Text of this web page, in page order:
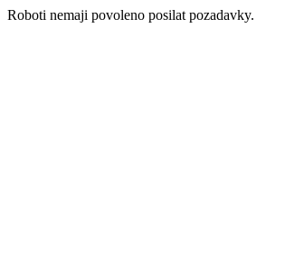
Roboti nemaji povoleno posilat pozadavky.